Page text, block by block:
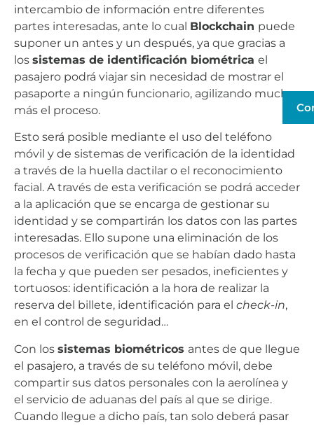
intercambio de información entre diferentes
partes interesadas, ante lo cual Blockchain puede
suponer un antes y un después, ya que gracias a
los sistemas de identificación biométrica el
pasajero podrá viajar sin necesidad de mostrar el
pasaporte a ningún funcionario, agilizando mucho
más el proceso.
Esto será posible mediante el uso del teléfono
móvil y de sistemas de verificación de la identidad
a través de la huella dactilar o el reconocimiento
facial. A través de esta verificación se podrá acceder
a la aplicación que se encarga de gestionar su
identidad y se compartirán los datos con las partes
interesadas. Ello supone una eliminación de los
procesos de verificación que se habían dado hasta
la fecha y que pueden ser pesados, ineficientes y
tortuosos: identificación a la hora de realizar la
reserva del billete, identificación para el check-in,
en el control de seguridad…
Con los sistemas biométricos antes de que llegue
el pasajero, a través de su teléfono móvil, debe
compartir sus datos personales con la aerolínea y
el servicio de aduanas del país al que se dirige.
Cuando llegue a dicho país, tan solo deberá pasar